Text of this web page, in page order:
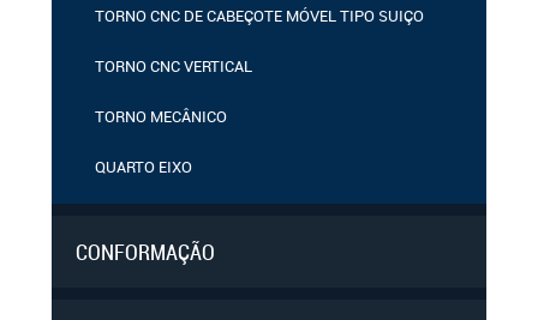
TORNO CNC DE CABEÇOTE MÓVEL TIPO SUIÇO
TORNO CNC VERTICAL
TORNO MECÂNICO
QUARTO EIXO
CONFORMAÇÃO